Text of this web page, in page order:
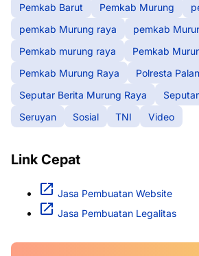
Pemkab Barut
Pemkab Murung
pemkab Murung raya
pemkab
Pemkab murung raya
Pemkab
Pemkab Murung Raya
Polresta
Seputar Berita Murung Raya
Seruyan
Sosial TNI Video
Link Cepat
Jasa Pembuatan Website
Jasa Pembuatan Legalitas